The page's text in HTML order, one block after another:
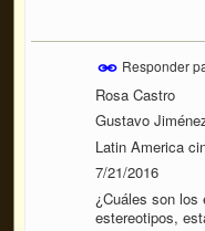
Responder
Rosa Castro
Gustavo
Latin America
7/21/2016
¿Cuáles son
estereotipos,